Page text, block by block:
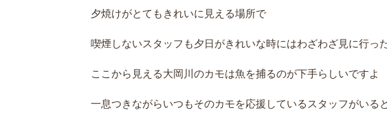
夕焼けがとてもきれいに見える場所で
喫煙しないスタッフも夕日がきれいな時にはわざわざ見に行っ
ここから見える大岡川のカモは魚を捕るのが下手らしいですよ
一息つきながらいつもそのカモを応援しているスタッフがいる